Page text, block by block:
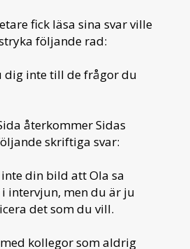
fick läsa sina svar ville
följande rad:
dig inte till de frågor du
återkommer Sidas
skriftiga svar:
din bild att Ola sa
intervjun, men du är ju
det som du vill.
kollegor som aldrig